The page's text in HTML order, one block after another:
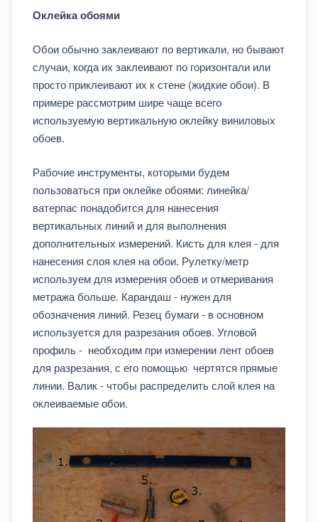
Оклейка обоями
Обои обычно заклеивают по вертикали, но бывают
случаи, когда их заклеивают по горизонтали или
просто приклеивают их к стене (жидкие обои). В
примере рассмотрим шире чаще всего
используемую вертикальную оклейку виниловых
обоев.
Рабочие инструменты, которыми будем
пользоваться при оклейке обоями: линейка/
ватерпас понадобится для нанесения
вертикальных линий и для выполнения
дополнительных измерений. Кисть для клея - для
нанесения слоя клея на обои. Рулетку/метр
используем для измерения обоев и отмеривания
метража больше. Карандаш - нужен для
обозначения линий. Резец бумаги - в основном
используется для разрезания обоев. Угловой
профиль - необходим при измерении лент обоев
для разрезания, с его помощью чертятся прямые
линии. Валик - чтобы распределить слой клея на
оклеиваемые обои.